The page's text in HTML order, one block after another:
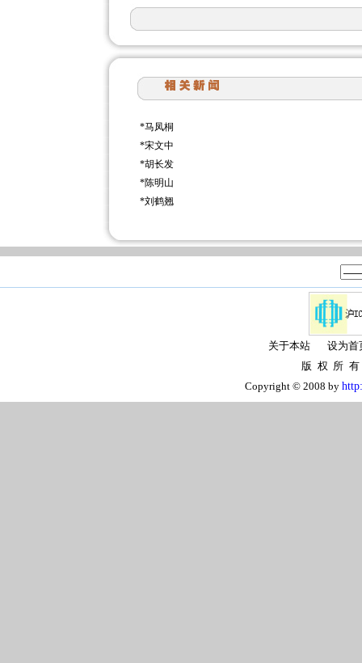
*马凤桐
*宋文中
*胡长发
*陈明山
*刘鹤翘